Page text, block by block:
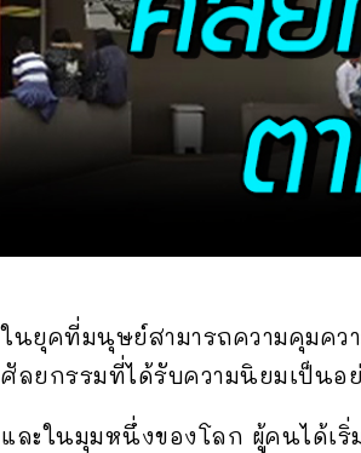
ในยุคที่มนุษย์สามารถความคุมคว
ศัลยกรรมที่ได้รับความนิยมเป็นอ
และในมุมหนึ่งของโลก ผู้คนได้เริ่